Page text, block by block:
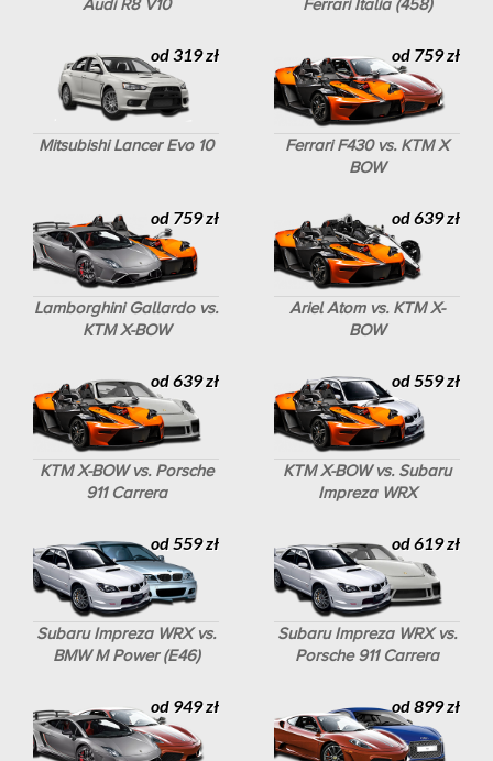
Audi R8 V10 Ferrari Italia (458)
Mitsubishi Lancer Evo 10
od 319 zł
Ferrari F430 vs. KTM X
BOW
od 759 zł
Lamborghini Gallardo vs.
KTM X-BOW
od 759 zł
Ariel Atom vs. KTM X-
BOW
od 639 zł
KTM X-BOW vs. Porsche
911 Carrera
od 639 zł
KTM X-BOW vs. Subaru
Impreza WRX
od 559 zł
Subaru Impreza WRX vs.
BMW M Power (E46)
od 559 zł
Subaru Impreza WRX vs.
Porsche 911 Carrera
od 619 zł
od 949 zł od 899 zł